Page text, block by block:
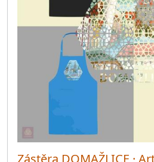
Zástěra DOMAŽLICE ·